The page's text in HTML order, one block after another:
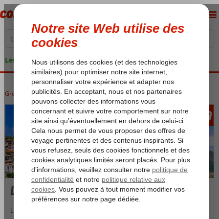
Les garanties de vacances
Grèce Lesbos
àpd 389
Lesbos
La destination de vacances Lesbos est une île dont l'histoire est